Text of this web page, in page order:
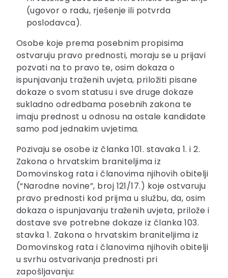
(ugovor o radu, rješenje ili potvrda
poslodavca).
Osobe koje prema posebnim propisima
ostvaruju pravo prednosti, moraju se u prijavi
pozvati na to pravo te, osim dokaza o
ispunjavanju traženih uvjeta, priložiti pisane
dokaze o svom statusu i sve druge dokaze
sukladno odredbama posebnih zakona te
imaju prednost u odnosu na ostale kandidate
samo pod jednakim uvjetima.
Pozivaju se osobe iz članka 101. stavaka 1. i 2.
Zakona o hrvatskim braniteljima iz
Domovinskog rata i članovima njihovih obitelji
(“Narodne novine”, broj 121/17.) koje ostvaruju
pravo prednosti kod prijma u službu, da, osim
dokaza o ispunjavanju traženih uvjeta, prilože i
dostave sve potrebne dokaze iz članka 103.
stavka 1. Zakona o hrvatskim braniteljima iz
Domovinskog rata i članovima njihovih obitelji
u svrhu ostvarivanja prednosti pri
zapošljavanju: